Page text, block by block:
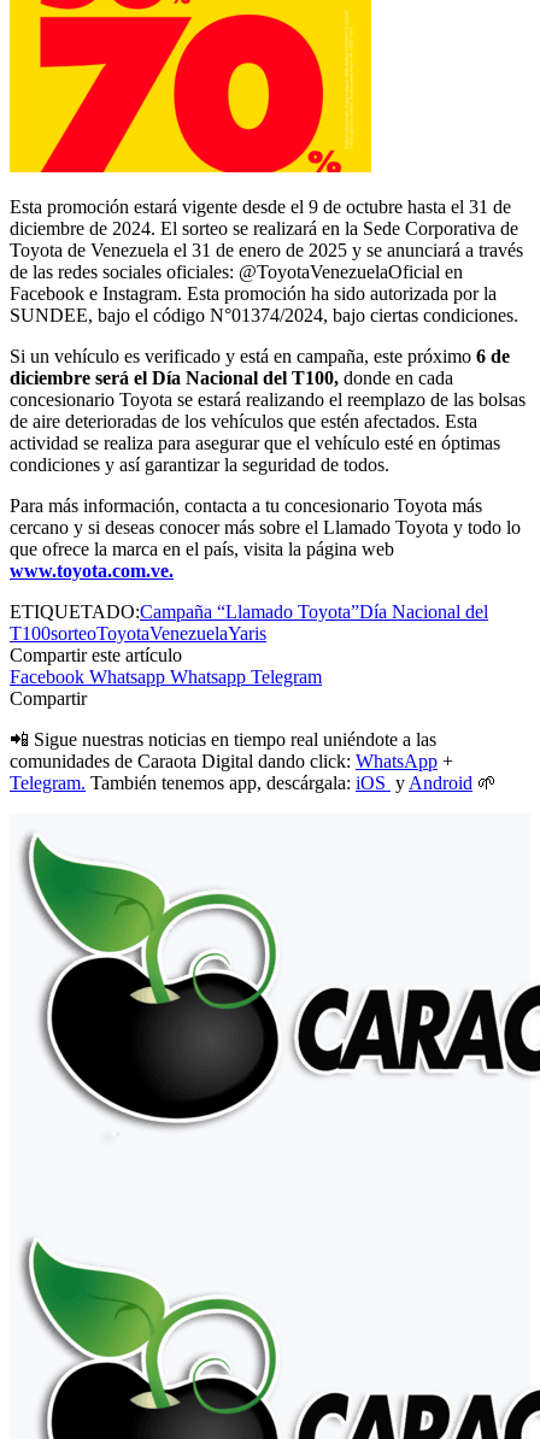
Esta promoción estará vigente desde el 9 de octubre hasta el 31 de
diciembre de 2024. El sorteo se realizará en la Sede Corporativa de
Toyota de Venezuela el 31 de enero de 2025 y se anunciará a través
de las redes sociales oficiales: @ToyotaVenezuelaOficial en
Facebook e Instagram. Esta promoción ha sido autorizada por la
SUNDEE, bajo el código N°01374/2024, bajo ciertas condiciones.
Si un vehículo es verificado y está en campaña, este próximo 6 de
diciembre será el Día Nacional del T100, donde en cada
concesionario Toyota se estará realizando el reemplazo de las bolsas
de aire deterioradas de los vehículos que estén afectados. Esta
actividad se realiza para asegurar que el vehículo esté en óptimas
condiciones y así garantizar la seguridad de todos.
Para más información, contacta a tu concesionario Toyota más
cercano y si deseas conocer más sobre el Llamado Toyota y todo lo
que ofrece la marca en el país, visita la página web
www.toyota.com.ve.
ETIQUETADO:Campaña “Llamado Toyota”Día Nacional del
T100sorteoToyotaVenezuelaYaris
Compartir este artículo
Facebook Whatsapp Whatsapp Telegram
Compartir
📲 Sigue nuestras noticias en tiempo real uniéndote a las
comunidades de Caraota Digital dando click: WhatsApp +
Telegram. También tenemos app, descárgala: iOS y Android 🌱